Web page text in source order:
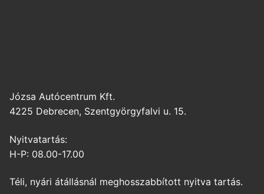
Józsa Autócentrum Kft.
4225 Debrecen, Szentgyörgyfalvi u. 15.
Nyitvatartás:
H-P: 08.00-17.00
Téli, nyári átállásnál meghosszabbított nyitva tartás.